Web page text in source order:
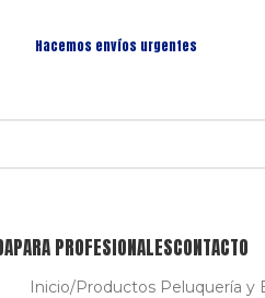
Hacemos envíos urgentes
PARA PROFESIONALESCONTACTO
Inicio/Productos Peluquería y